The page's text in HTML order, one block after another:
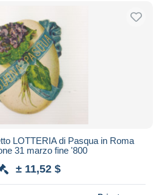
LOTTERIA di Pasqua in Roma
31 marzo fine '800
± 11,52 $